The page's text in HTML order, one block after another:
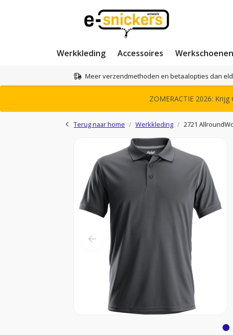
Werkkleding Accessoires Werkschoenen
Meer verzendmethoden en betaalopties dan
ZOMERACTIE 2026:
Terug naar home Werkkleding 2721